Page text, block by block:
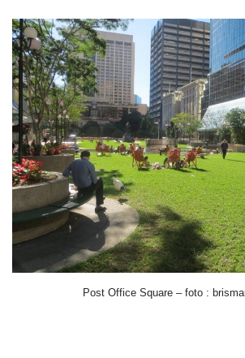
Post Office Square – foto :